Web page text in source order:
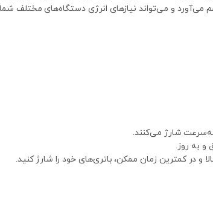
و می‌تواند نیازهای انرژی دستگاه‌های مختلف شما
به‌سرعت شارژ می‌کنند.
به روز.
و در کمترین زمان ممکن، باتری‌های خود را شارژ کنید.